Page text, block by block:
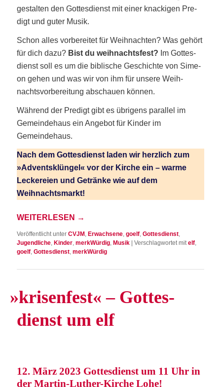
gestal­ten den Got­tes­dienst mit einer kna­cki­gen Pre­
digt und guter Musik.
Schon alles vor­be­rei­tet für Weih­nach­ten? Was gehört
für dich dazu? Bist du weih­nachts­fest? Im Got­tes­
dienst soll es um die bibli­sche Geschich­te von Sime­
on gehen und was wir von ihm für unse­re Weih­
nachts­vor­be­rei­tung abschau­en können.
Wäh­rend der Pre­digt gibt es übri­gens par­al­lel im
Gemein­de­haus ein Ange­bot für Kin­der im
Gemeindehaus.
Nach dem Got­tes­dienst laden wir herz­lich zum
»Advents­klün­gel« vor der Kir­che ein – war­me
Lecke­rei­en und Geträn­ke wie auf dem
Weihnachtsmarkt!
WEI­TER­LE­SEN →
Veröffentlicht unter CVJM , Erwachsene,goelf,Gottesdienst,
Jugendliche, Kinder,merkWürdig, Musik |Verschlagwortet mit elf,
goelf,Gottesdienst,merkWürdig
»kri­sen­fest« – Got­tes­
dienst um elf
12. März 2023 Got­tes­dienst um 11 Uhr in
der Mar­tin-Luther-Kir­che Lohe!